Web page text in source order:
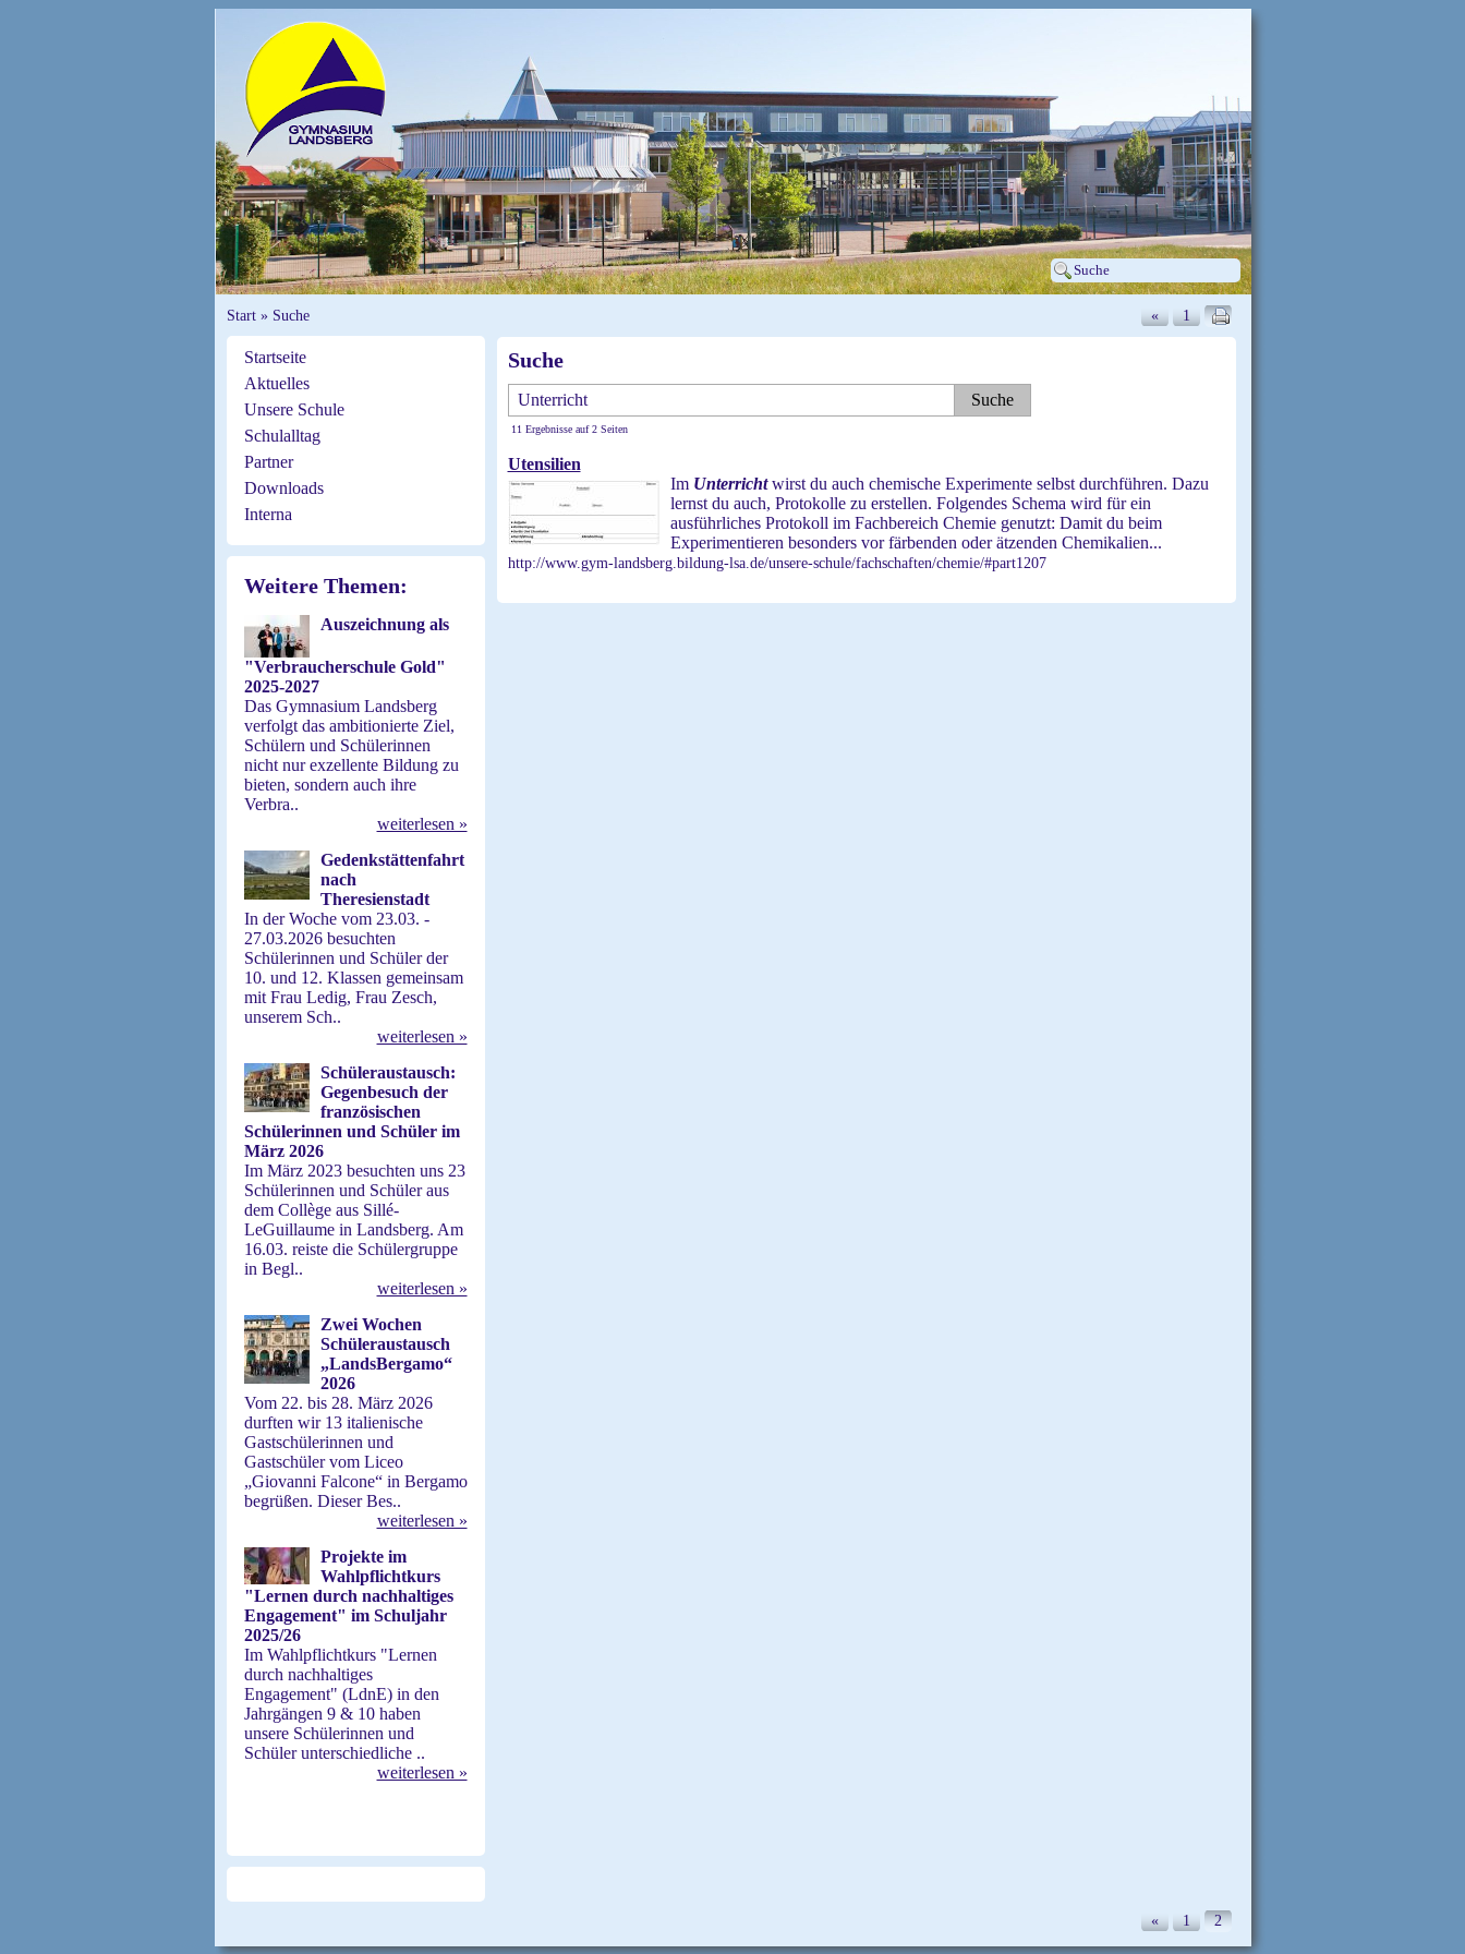
Start» Suche « 1 2
Startseite
Aktuelles
Unsere Schule
Schulalltag
Partner
Downloads
Interna
Weitere Themen:
Auszeichnung als
"Verbraucherschule Gold"
2025-2027
Das Gymnasium Landsberg
verfolgt das ambitionierte Ziel,
Schülern und Schülerinnen
nicht nur exzellente Bildung zu
bieten, sondern auch ihre
Verbra..
weiterlesen »
Gedenkstättenfahrt
nach
Theresienstadt
In der Woche vom 23.03. -
27.03.2026 besuchten
Schülerinnen und Schüler der
10. und 12. Klassen gemeinsam
mit Frau Ledig, Frau Zesch,
unserem Sch..
weiterlesen »
Schüleraustausch:
Gegenbesuch der
französischen
Schülerinnen und Schüler im
März 2026
Im März 2023 besuchten uns 23
Schülerinnen und Schüler aus
dem Collège aus Sillé-
LeGuillaume in Landsberg. Am
16.03. reiste die Schülergruppe
in Begl..
weiterlesen »
Zwei Wochen
Schüleraustausch
„LandsBergamo“
2026
Vom 22. bis 28. März 2026
durften wir 13 italienische
Gastschülerinnen und
Gastschüler vom Liceo
„Giovanni Falcone“ in Bergamo
begrüßen. Dieser Bes..
weiterlesen »
Projekte im
Wahlpflichtkurs
"Lernen durch nachhaltiges
Engagement" im Schuljahr
2025/26
Im Wahlpflichtkurs "Lernen
durch nachhaltiges
Engagement" (LdnE) in den
Jahrgängen 9 & 10 haben
unsere Schülerinnen und
Schüler unterschiedliche ..
weiterlesen »
Suche
11 Ergebnisse auf 2 Seiten
Utensilien
Im Unterrichtwirst du auch chemische Experimente selbst durchführen. Dazu
lernst du auch, Protokolle zu erstellen. Folgendes Schema wird für ein
ausführliches Protokoll im Fachbereich Chemie genutzt: Damit du beim
Experimentieren besonders vor färbenden oder ätzenden Chemikalien...
http://www.gym-landsberg.bildung-lsa.de/unsere-schule/fachschaften/chemie/#part1207
« 1 2